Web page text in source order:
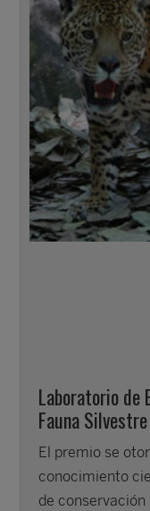
Laboratorio de
Fauna
El premio se
conocimiento
de